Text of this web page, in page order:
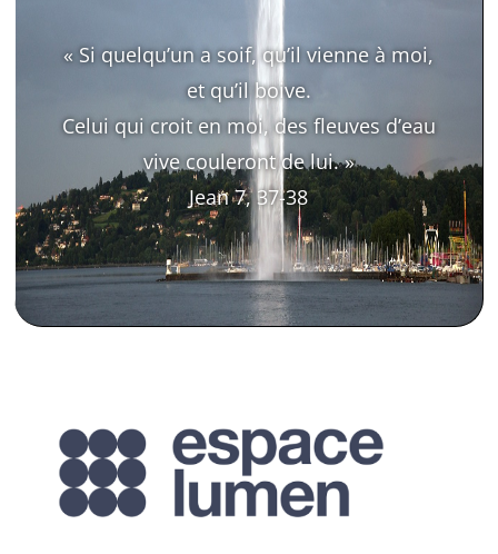
« Si quelqu’un a soif, qu’il vienne à moi,
et qu’il boive.
Celui qui croit en moi, des fleuves d’eau
vive couleront de lui. »
Jean 7, 37-38